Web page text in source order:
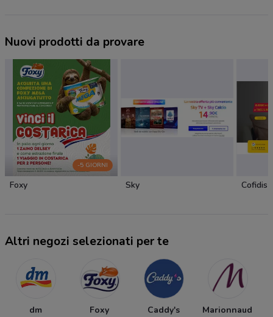
Nuovi prodotti da provare
-5 GIORNI
Foxy Sky Cofidis
Altri negozi selezionati per te
dm Foxy Caddy's Marionnaud